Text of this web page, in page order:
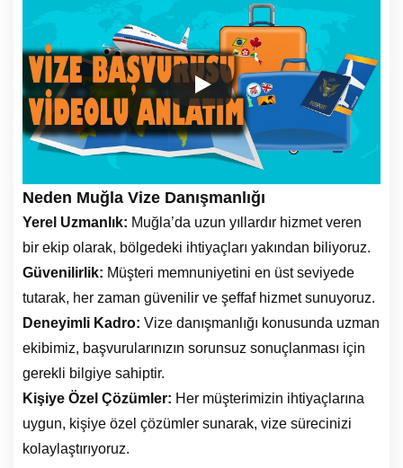
Neden Muğla Vize Danışmanlığı
Yerel Uzmanlık: Muğla’da uzun yıllardır hizmet veren
bir ekip olarak, bölgedeki ihtiyaçları yakından biliyoruz.
Güvenilirlik: Müşteri memnuniyetini en üst seviyede
tutarak, her zaman güvenilir ve şeffaf hizmet sunuyoruz.
Deneyimli Kadro: Vize danışmanlığı konusunda uzman
ekibimiz, başvurularınızın sorunsuz sonuçlanması için
gerekli bilgiye sahiptir.
Kişiye Özel Çözümler: Her müşterimizin ihtiyaçlarına
uygun, kişiye özel çözümler sunarak, vize sürecinizi
kolaylaştırıyoruz.